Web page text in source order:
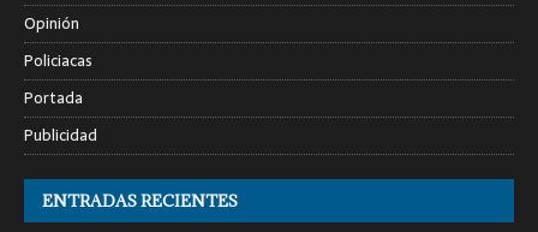
Opinión
Policiacas
Portada
Publicidad
ENTRADAS RECIENTES